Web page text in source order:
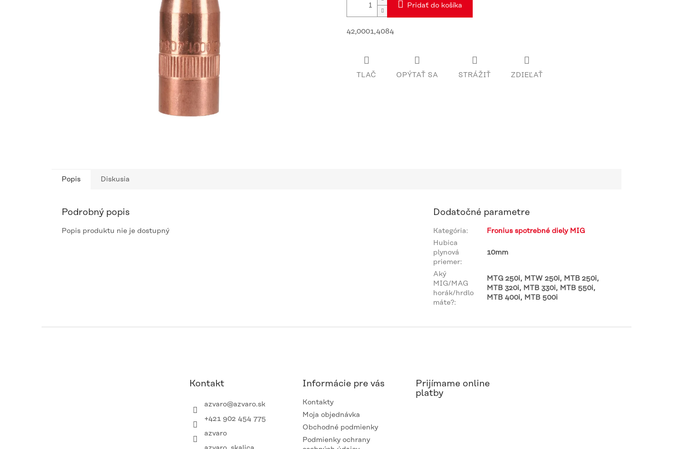
Pridať do košíka
42,0001,4084
TLAČ OPÝTAŤ SA STRÁŽIŤ ZDIEĽAŤ
Popis Diskusia
Podrobný popis
Popis produktu nie je dostupný
Dodatočné parametre
Kategória:
Fronius spotrebné diely MIG
Hubica
plynová
priemer:
10mm
Aký
MIG/MAG
horák/hrdlo
máte?:
MTG 250i, MTW 250i, MTB 250i,
MTB 320i, MTB 330i, MTB 550i,
MTB 400i, MTB 500i
Kontakt
azvaro@azvaro.sk
+421 902 454 775
azvaro
Informácie pre vás
Kontakty
Moja objednávka
Obchodné podmienky
Podmienky ochrany
Prijímame online
platby